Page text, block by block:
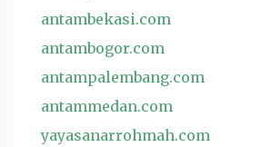
antambekasi.com
antambogor.com
antampalembang.com
antammedan.com
yayasanarrohmah.com